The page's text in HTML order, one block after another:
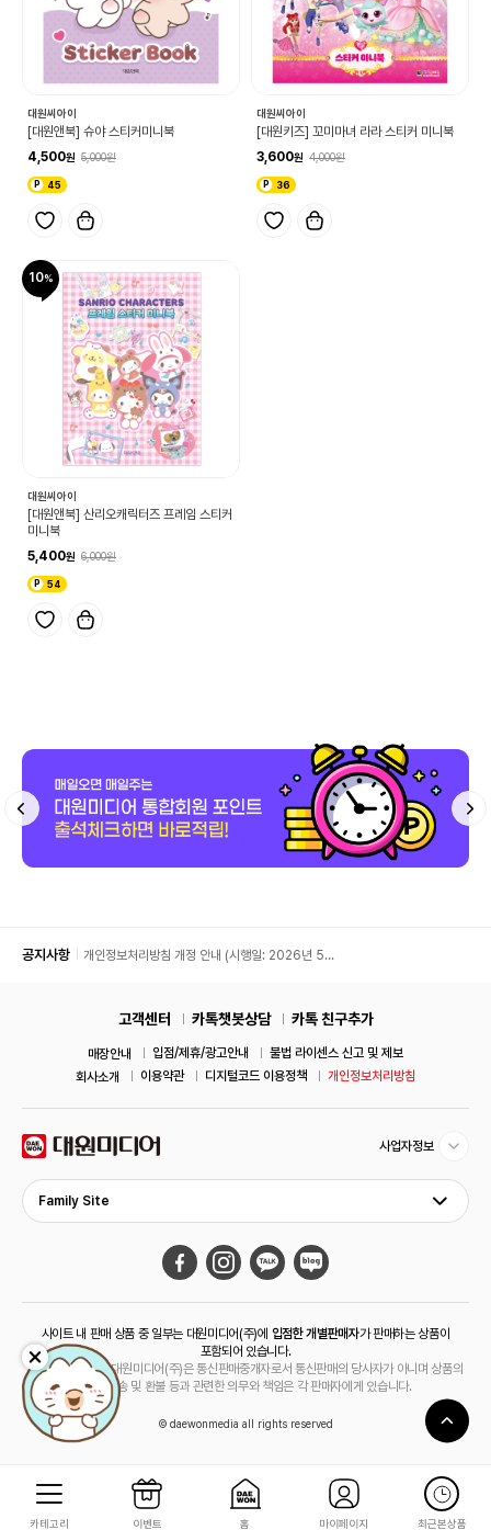
대원씨아이
[대원앤북] 슈야 스티커미니북
4,500
5,000
45
대원씨아이
[대원키즈] 꼬미마녀 라라 스티커 미니북
3,600
4,000
36
10
대원씨아이
[대원앤북] 산리오캐릭터즈 프레임 스티커
미니북
5,400
6,000
54
공지사항
개인정보처리방침 개정 안내 (시행일: 2026년 5월
고객센터 카톡챗봇상담 카톡 친구추가
매장안내 입점/제휴/광고안내
불법 라이센스 신고 및 제보
회사소개
이용약관 디지털코드 이용정책 개인정보처리방침
사업자정보
Family Site
사이트 내 판매 상품 중 일부는 대원미디어(주)에 입점한 개별판매자가 판매하는 상품이
포함되어 있습니다.
해당 상품의 경우 대원미디어(주)은 통신판매중개자로서 통신판매의 당사자가 아니며 상품의
주문, 배송 및 환불 등과 관련한 의무와 책임은 각 판매자에게 있습니다.
© daewonmedia all rights reserved
카테고리 이벤트 홈 마이페이지 최근본상품